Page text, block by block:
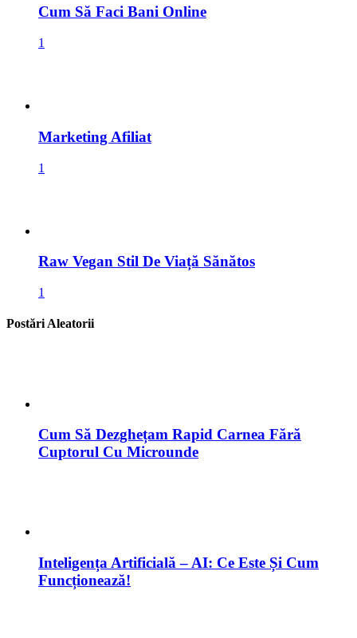
Cum Să Faci Bani Online
1
Marketing Afiliat
1
Raw Vegan Stil De Viață Sănătos
1
Postări Aleatorii
Cum Să Dezghețam Rapid Carnea Fără
Cuptorul Cu Microunde
Inteligența Artificială – AI: Ce Este Și Cum
Funcționează!